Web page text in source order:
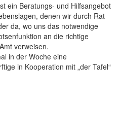
ein Beratungs- und Hilfsangebot
denen wir durch Rat
da, wo uns das notwendige
an die richtige
verweisen.
in der Woche eine
in Kooperation mit „der Tafel“